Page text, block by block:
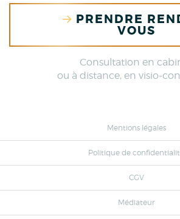
PRENDRE
VOUS
Consultation en
ou à distance, en visio-
Mentions légales
Politique de
CGV
Médiateur